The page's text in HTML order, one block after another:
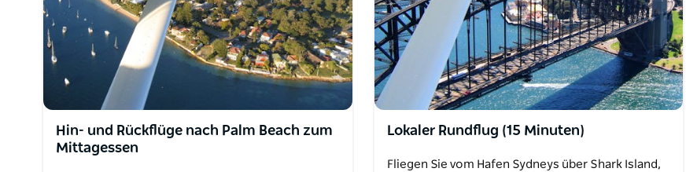
Hin- und Rückflüge nach Palm Beach zum
Mittagessen
Lokaler Rundflug (15 Minuten)
Fliegen Sie vom Hafen Sydneys über Shark Island,